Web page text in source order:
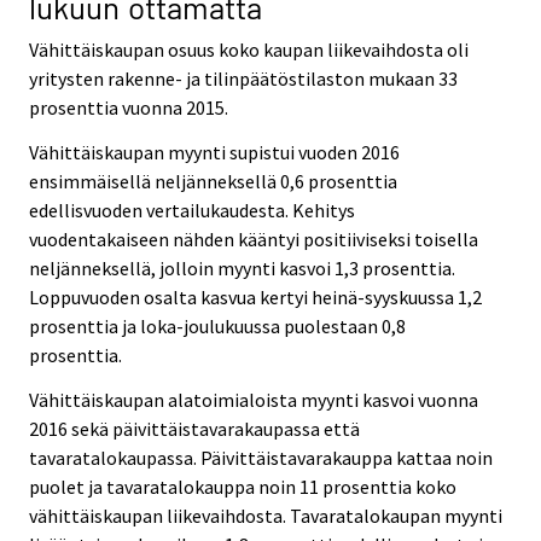
Vähittäiskaupan osuus koko kaupan liikevaihdosta oli
yritysten rakenne- ja tilinpäätöstilaston mukaan 33
prosenttia vuonna 2015.
Vähittäiskaupan myynti supistui vuoden 2016
ensimmäisellä neljänneksellä 0,6 prosenttia
edellisvuoden vertailukaudesta. Kehitys
vuodentakaiseen nähden kääntyi positiiviseksi toisella
neljänneksellä, jolloin myynti kasvoi 1,3 prosenttia.
Loppuvuoden osalta kasvua kertyi heinä-syyskuussa 1,2
prosenttia ja loka-joulukuussa puolestaan 0,8
prosenttia.
Vähittäiskaupan alatoimialoista myynti kasvoi vuonna
2016 sekä päivittäistavarakaupassa että
tavaratalokaupassa. Päivittäistavarakauppa kattaa noin
puolet ja tavaratalokauppa noin 11 prosenttia koko
vähittäiskaupan liikevaihdosta. Tavaratalokaupan myynti